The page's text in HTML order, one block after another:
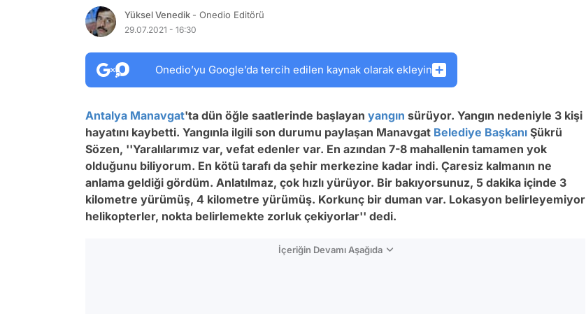
Yüksel Venedik - Onedio Editörü
29.07.2021 - 16:30
Onedio’yu Google’da tercih edilen kaynak olarak ekleyin
Antalya Manavgat'ta dün öğle saatlerinde başlayan yangın sürüyor. Yangın nedeniyle 3 kişi
hayatını kaybetti. Yangınla ilgili son durumu paylaşan Manavgat Belediye Başkanı Şükrü
Sözen, ''Yaralılarımız var, vefat edenler var. En azından 7-8 mahallenin tamamen yok
olduğunu biliyorum. En kötü tarafı da şehir merkezine kadar indi. Çaresiz kalmanın ne
anlama geldiği gördüm. Anlatılmaz, çok hızlı yürüyor. Bir bakıyorsunuz, 5 dakika içinde 3
kilometre yürümüş, 4 kilometre yürümüş. Korkunç bir duman var. Lokasyon belirleyemiyor
helikopterler, nokta belirlemekte zorluk çekiyorlar'' dedi.
İçeriğin Devamı Aşağıda